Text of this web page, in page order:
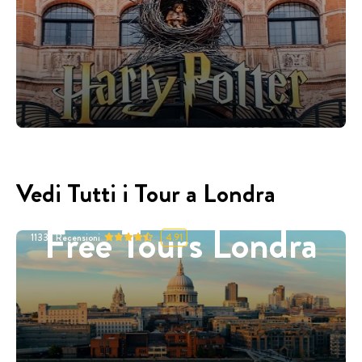
Vedi Tutti i Tour a Londra
Free Tours Londra
11332Recensioni 4.91